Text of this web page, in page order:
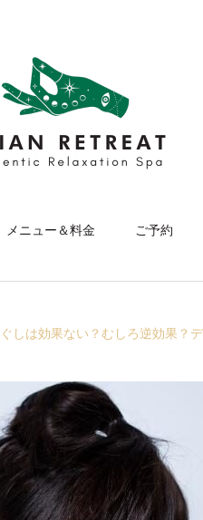
メニュー＆料金 ご予約
しは効果ない？むしろ逆効果？